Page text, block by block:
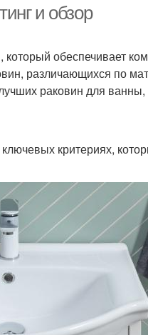
и обзор
обеспечивает
различающихся по
раковин для ванны,
критериях,